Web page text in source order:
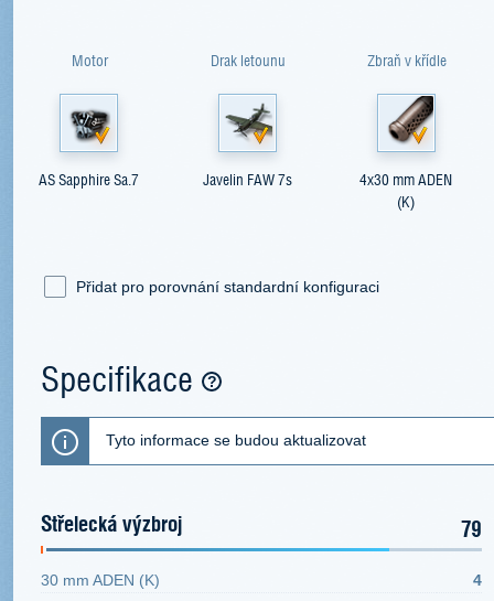
Motor
AS Sapphire Sa.7
Drak letounu
Javelin FAW 7s
Zbraň v křídle
4x30 mm ADEN
(K)
Přidat pro porovnání standardní konfiguraci
Specifikace
Tyto informace se budou aktualizovat
Střelecká výzbroj 79
30 mm ADEN (K) 4